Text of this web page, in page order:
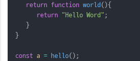
return function world (){
return "Hello Word" ;
   }
}
const a = hello();